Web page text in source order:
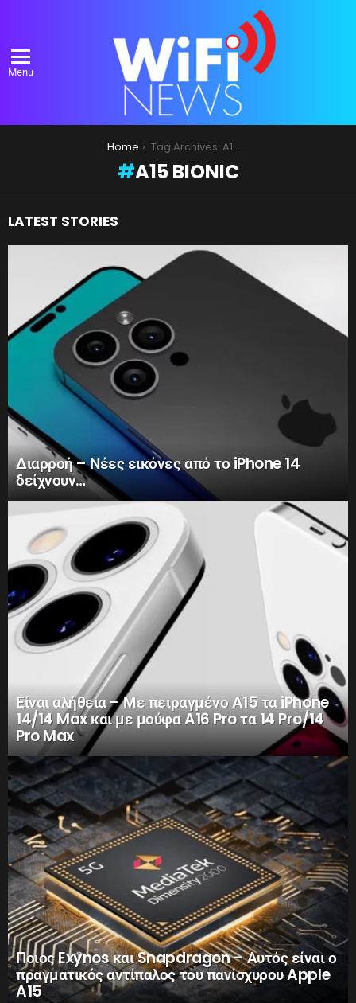
Menu
Home Tag Archives: A15 Bionic
A15 BIONIC
LATEST STORIES
Διαρροή – Νέες εικόνες από το iPhone 14
δείχνουν…
Είναι αλήθεια – Με πειραγμένο A15 τα iPhone
14/14 Max και με μούφα A16 Pro τα 14 Pro/14
Pro Max
Ποιος Exynos και Snapdragon – Αυτός είναι ο
πραγματικός αντίπαλος του πανίσχυρου Apple
A15